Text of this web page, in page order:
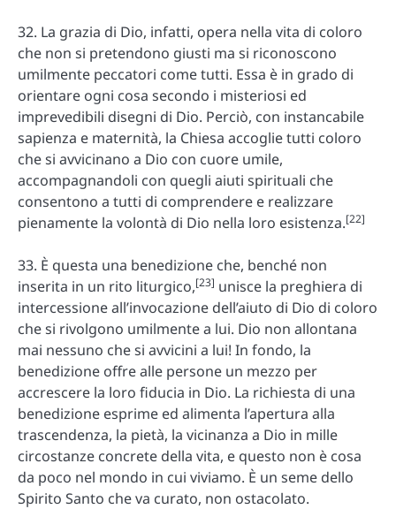
32. La grazia di Dio, infatti, opera nella vita di coloro
che non si pretendono giusti ma si riconoscono
umilmente peccatori come tutti. Essa è in grado di
orientare ogni cosa secondo i misteriosi ed
imprevedibili disegni di Dio. Perciò, con instancabile
sapienza e maternità, la Chiesa accoglie tutti coloro
che si avvicinano a Dio con cuore umile,
accompagnandoli con quegli aiuti spirituali che
consentono a tutti di comprendere e realizzare
pienamente la volontà di Dio nella loro esistenza.[22]
33. È questa una benedizione che, benché non
inserita in un rito liturgico,[23] unisce la preghiera di
intercessione all’invocazione dell’aiuto di Dio di coloro
che si rivolgono umilmente a lui. Dio non allontana
mai nessuno che si avvicini a lui! In fondo, la
benedizione offre alle persone un mezzo per
accrescere la loro fiducia in Dio. La richiesta di una
benedizione esprime ed alimenta l’apertura alla
trascendenza, la pietà, la vicinanza a Dio in mille
circostanze concrete della vita, e questo non è cosa
da poco nel mondo in cui viviamo. È un seme dello
Spirito Santo che va curato, non ostacolato.